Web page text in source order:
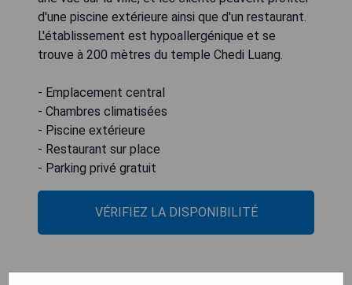
d'une piscine extérieure ainsi que d'un restaurant.
L'établissement est hypoallergénique et se
trouve à 200 mètres du temple Chedi Luang.
- Emplacement central
- Chambres climatisées
- Piscine extérieure
- Restaurant sur place
- Parking privé gratuit
VÉRIFIEZ LA DISPONIBILITÉ